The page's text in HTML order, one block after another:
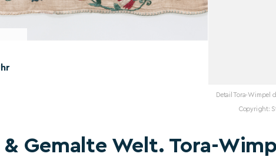
Detail Tora-Wimpel
Copyright:
Gemalte Welt. Tora-